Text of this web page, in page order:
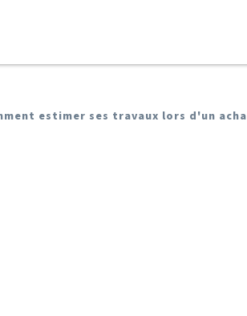
estimer ses travaux lors d'un